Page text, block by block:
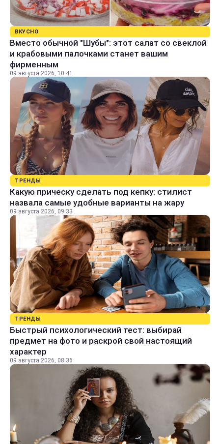
ВКУСНО
Вместо обычной "Шубы": этот салат со свеклой
и крабовыми палочками станет вашим
фирменным
09 августа 2026, 10:41
ТРЕНДЫ
Какую прическу сделать под кепку: стилист
назвала самые удобные варианты на жару
09 августа 2026, 09:33
ТРЕНДЫ
Быстрый психологический тест: выбирай
предмет на фото и раскрой свой настоящий
характер
09 августа 2026, 08:36